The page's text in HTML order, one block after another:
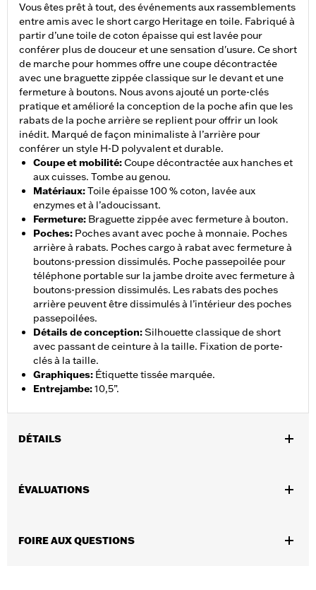
Vous êtes prêt à tout, des événements aux rassemblements
entre amis avec le short cargo Heritage en toile. Fabriqué à
partir d’une toile de coton épaisse qui est lavée pour
conférer plus de douceur et une sensation d'usure. Ce short
de marche pour hommes offre une coupe décontractée
avec une braguette zippée classique sur le devant et une
fermeture à boutons. Nous avons ajouté un porte-clés
pratique et amélioré la conception de la poche afin que les
rabats de la poche arrière se replient pour offrir un look
inédit. Marqué de façon minimaliste à l’arrière pour
conférer un style H-D polyvalent et durable.
Coupe et mobilité:Coupe décontractée aux hanches et
aux cuisses. Tombe au genou.
Matériaux:Toile épaisse 100 % coton, lavée aux
enzymes et à l’adoucissant.
Fermeture: Braguette zippée avec fermeture à bouton.
Poches: Poches avant avec poche à monnaie. Poches
arrière à rabats. Poches cargo à rabat avec fermeture à
boutons-pression dissimulés. Poche passepoilée pour
téléphone portable sur la jambe droite avec fermeture à
boutons-pression dissimulés. Les rabats des poches
arrière peuvent être dissimulés à l’intérieur des poches
passepoilées.
Détails de conception:Silhouette classique de short
avec passant de ceinture à la taille. Fixation de porte-
clés à la taille.
Graphiques: Étiquette tissée marquée.
Entrejambe:10,5”.
DÉTAILS
Caractéristiques fonctionnelles:
Origine:Importé
ÉVALUATIONS
FOIRE AUX QUESTIONS